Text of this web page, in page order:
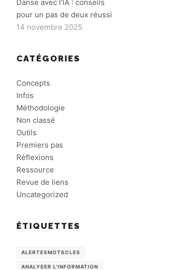
Danse avec l’IA : conseils
pour un pas de deux réussi
14 novembre 2025
CATÉGORIES
Concepts
Infos
Méthodologie
Non classé
Outils
Premiers pas
Réflexions
Ressource
Revue de liens
Uncategorized
ÉTIQUETTES
ALERTESMOTSCLES
ANALYSER L'INFORMATION